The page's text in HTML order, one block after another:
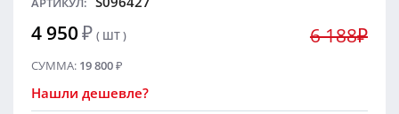
4 950₽ ( ШТ ) 6 188₽
СУММА: 19 800₽
Нашли дешевле?